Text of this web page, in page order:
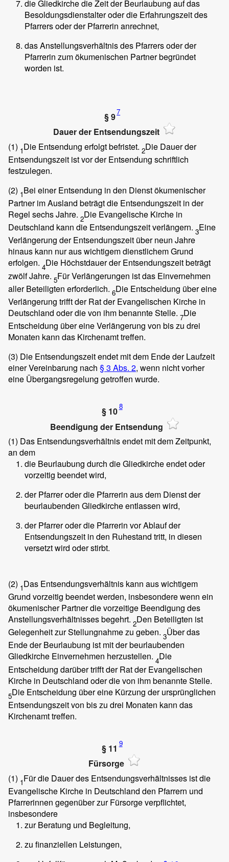
die Gliedkirche die Zeit der Beurlaubung auf das
Besoldungsdienstalter oder die Erfahrungszeit des
Pfarrers oder der Pfarrerin anrechnet,
das Anstellungsverhältnis des Pfarrers oder der
Pfarrerin zum ökumenischen Partner begründet
worden ist.
§ 97
Dauer der Entsendungszeit
(1) 1Die Entsendung erfolgt befristet. 2Die Dauer der
Entsendungszeit ist vor der Entsendung schriftlich
festzulegen.
(2) 1Bei einer Entsendung in den Dienst ökumenischer
Partner im Ausland beträgt die Entsendungszeit in der
Regel sechs Jahre. 2Die Evangelische Kirche in
Deutschland kann die Entsendungszeit verlängern. 3Eine
Verlängerung der Entsendungszeit über neun Jahre
hinaus kann nur aus wichtigem dienstlichem Grund
erfolgen. 4Die Höchstdauer der Entsendungszeit beträgt
zwölf Jahre. 5Für Verlängerungen ist das Einvernehmen
aller Beteiligten erforderlich. 6Die Entscheidung über eine
Verlängerung trifft der Rat der Evangelischen Kirche in
Deutschland oder die von ihm benannte Stelle. 7Die
Entscheidung über eine Verlängerung von bis zu drei
Monaten kann das Kirchenamt treffen.
(3) Die Entsendungszeit endet mit dem Ende der Laufzeit
einer Vereinbarung nach § 3 Abs. 2, wenn nicht vorher
eine Übergangsregelung getroffen wurde.
§ 108
Beendigung der Entsendung
(1) Das Entsendungsverhältnis endet mit dem Zeitpunkt,
an dem
die Beurlaubung durch die Gliedkirche endet oder
vorzeitig beendet wird,
der Pfarrer oder die Pfarrerin aus dem Dienst der
beurlaubenden Gliedkirche entlassen wird,
der Pfarrer oder die Pfarrerin vor Ablauf der
Entsendungszeit in den Ruhestand tritt, in diesen
versetzt wird oder stirbt.
(2) 1Das Entsendungsverhältnis kann aus wichtigem
Grund vorzeitig beendet werden, insbesondere wenn ein
ökumenischer Partner die vorzeitige Beendigung des
Anstellungsverhältnisses begehrt. 2Den Beteiligten ist
Gelegenheit zur Stellungnahme zu geben. 3Über das
Ende der Beurlaubung ist mit der beurlaubenden
Gliedkirche Einvernehmen herzustellen. 4Die
Entscheidung darüber trifft der Rat der Evangelischen
Kirche in Deutschland oder die von ihm benannte Stelle.
5Die Entscheidung über eine Kürzung der ursprünglichen
Entsendungszeit von bis zu drei Monaten kann das
Kirchenamt treffen.
§ 11 9
Fürsorge
(1) 1Für die Dauer des Entsendungsverhältnisses ist die
Evangelische Kirche in Deutschland den Pfarrern und
Pfarrerinnen gegenüber zur Fürsorge verpflichtet,
insbesondere
zur Beratung und Begleitung,
zu finanziellen Leistungen,